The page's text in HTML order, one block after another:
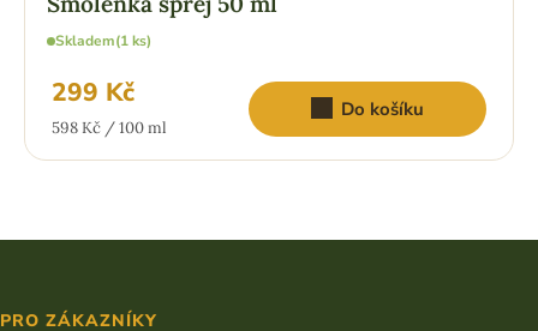
Skladem(1 ks)
299 Kč
Měrná
598 Kč / 100 ml
Do košíku
PRO ZÁKAZNÍKY